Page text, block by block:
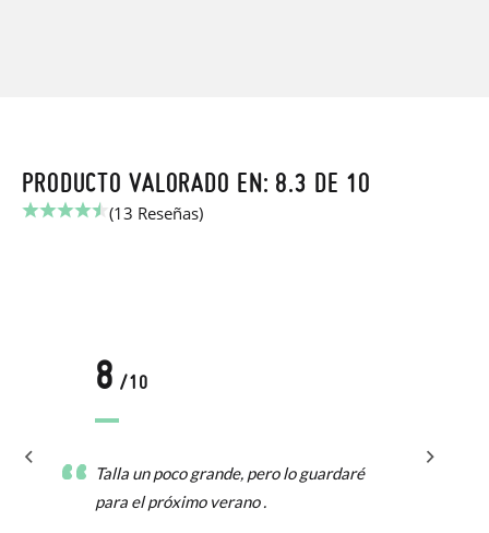
PRODUCTO VALORADO EN: 8.3 DE 10
(13 Reseñas)
8 /10
Talla un poco grande, pero lo guardaré
para el próximo verano .